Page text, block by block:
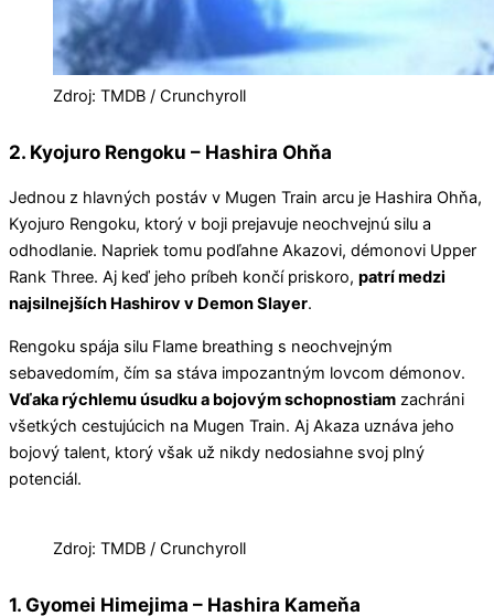
Zdroj: TMDB / Crunchyroll
2. Kyojuro Rengoku – Hashira Ohňa
Jednou z hlavných postáv v Mugen Train arcu je Hashira Ohňa,
Kyojuro Rengoku, ktorý v boji prejavuje neochvejnú silu a
odhodlanie. Napriek tomu podľahne Akazovi, démonovi Upper
Rank Three. Aj keď jeho príbeh končí priskoro, patrí medzi
najsilnejších Hashirov v Demon Slayer.
Rengoku spája silu Flame breathing s neochvejným
sebavedomím, čím sa stáva impozantným lovcom démonov.
Vďaka rýchlemu úsudku a bojovým schopnostiam zachráni
všetkých cestujúcich na Mugen Train. Aj Akaza uznáva jeho
bojový talent, ktorý však už nikdy nedosiahne svoj plný
potenciál.
Zdroj: TMDB / Crunchyroll
1. Gyomei Himejima – Hashira Kameňa